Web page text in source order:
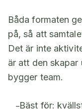
Båda formaten
på, så att
Det är inte
är att den
bygger team.
–Bäst för: